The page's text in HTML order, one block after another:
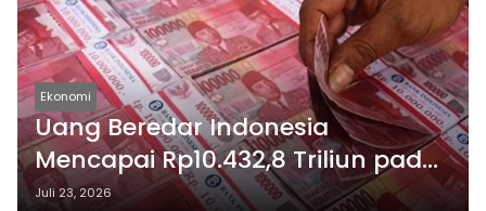
Ekonomi
Uang Beredar Indonesia
Mencapai Rp10.432,8 Triliun pada
Juni 2026, Ini Penjelasan BI
Juli 23, 2026